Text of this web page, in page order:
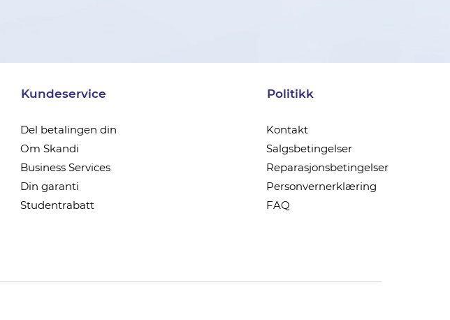
Kundeservice
Del betalingen din
Om Skandi
Business Services
Din garanti
Studentrabatt
Politikk
Kontakt
Salgsbetingelser
Reparasjonsbetingelser
Personvernerklæring
FAQ